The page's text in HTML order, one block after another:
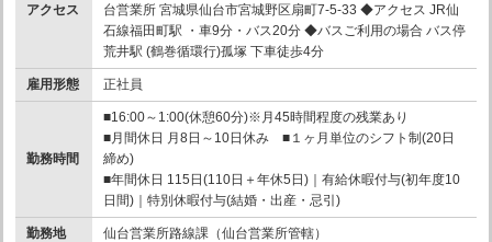
アクセス
台営業所 宮城県仙台市宮城野区扇町7-5-33 ◆アクセス JR仙
石線福田町駅 ・車9分・バス20分 ◆バスご利用の場合 バス停
荒井駅 (鶴巻循環行)孤塚 下車徒歩4分
雇用形態 正社員
勤務時間
■16:00～1:00(休憩60分)※月45時間程度の残業あり
■月間休日 月8日～10日休み ■１ヶ月単位のシフト制(20日
締め)
■年間休日 115日(110日＋年休5日)｜有給休暇付与(初年度10
日間)｜特別休暇付与(結婚・出産・忌引)
勤務地 仙台営業所路線課（仙台営業所管轄）